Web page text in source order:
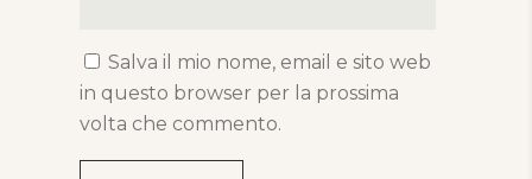
Salva il mio nome, email e sito web
in questo browser per la prossima
volta che commento.